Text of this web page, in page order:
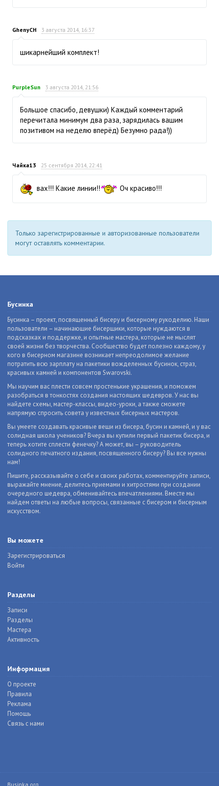
GhenyCH 3 августа 2014, 16:37
шикарнейший комплект!
PurpleSun 3 августа 2014, 21:56
Большое спасибо, девушки) Каждый комментарий
перечитала минимум два раза, зарядилась вашим
позитивом на неделю вперёд) Безумно рада!))
Чайка13 25 сентября 2014, 22:41
вах!!! Какие линии!! Оч красиво!!!
Только зарегистрированные и авторизованные пользователи
могут оставлять комментарии.
Бусинка
Бусинка – проект, посвященный бисеру и бисерному рукоделию. Наши
пользователи – начинающие бисерщики, которые нуждаются в
подсказках и поддержке, и опытные мастера, которые не мыслят
своей жизни без творчества. Сообщество будет полезно каждому, у
кого в бисерном магазине возникает непреодолимое желание
потратить всю зарплату на пакетики вожделенных бусинок, страз,
красивых камней и компонентов Swarovski.
Мы научим вас плести совсем простенькие украшения, и поможем
разобраться в тонкостях создания настоящих шедевров. У нас вы
найдете схемы, мастер-классы, видео-уроки, а также сможете
напрямую спросить совета у известных бисерных мастеров.
Вы умеете создавать красивые вещи из бисера, бусин и камней, и у вас
солидная школа учеников? Вчера вы купили первый пакетик бисера, и
теперь хотите сплести фенечку? А может, вы – руководитель
солидного печатного издания, посвященного бисеру? Вы все нужны
нам!
Пишите, рассказывайте о себе и своих работах, комментируйте записи,
выражайте мнение, делитесь приемами и хитростями при создании
очередного шедевра, обменивайтесь впечатлениями. Вместе мы
найдем ответы на любые вопросы, связанные с бисером и бисерным
искусством.
Вы можете
Зарегистрироваться
Войти
Разделы
Записи
Разделы
Мастера
Активность
Информация
О проекте
Правила
Реклама
Помощь
Связь с нами
Businka.org